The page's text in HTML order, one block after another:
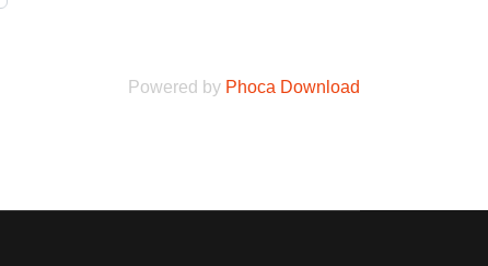
Powered by Phoca Download